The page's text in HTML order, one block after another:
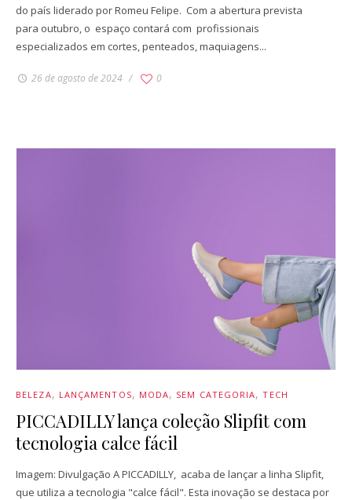
do país liderado por Romeu Felipe. Com a abertura prevista
para outubro, o espaço contará com profissionais
especializados em cortes, penteados, maquiagens...
26 de agosto de 2024 0
BELEZA LANÇAMENTOS MODA SEM CATEGORIA TECH
PICCADILLY lança coleção Slipfit com
tecnologia calce fácil
Imagem: Divulgação A PICCADILLY, acaba de lançar a linha Slipfit,
que utiliza a tecnologia "calce fácil". Esta inovação se destaca por